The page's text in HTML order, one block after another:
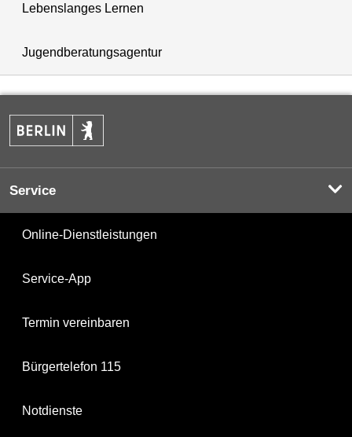
Lebenslanges Lernen
Jugendberatungsagentur
Service
Online-Dienstleistungen
Service-App
Termin vereinbaren
Bürgertelefon 115
Notdienste